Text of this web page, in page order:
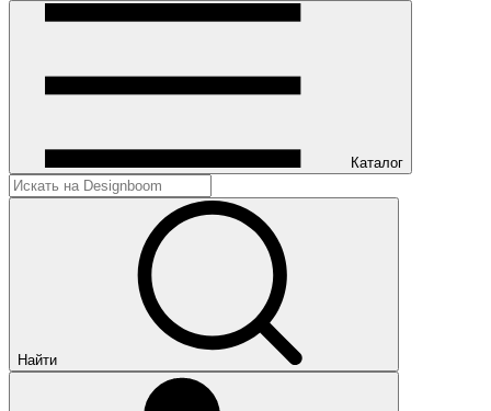
Каталог
Найти